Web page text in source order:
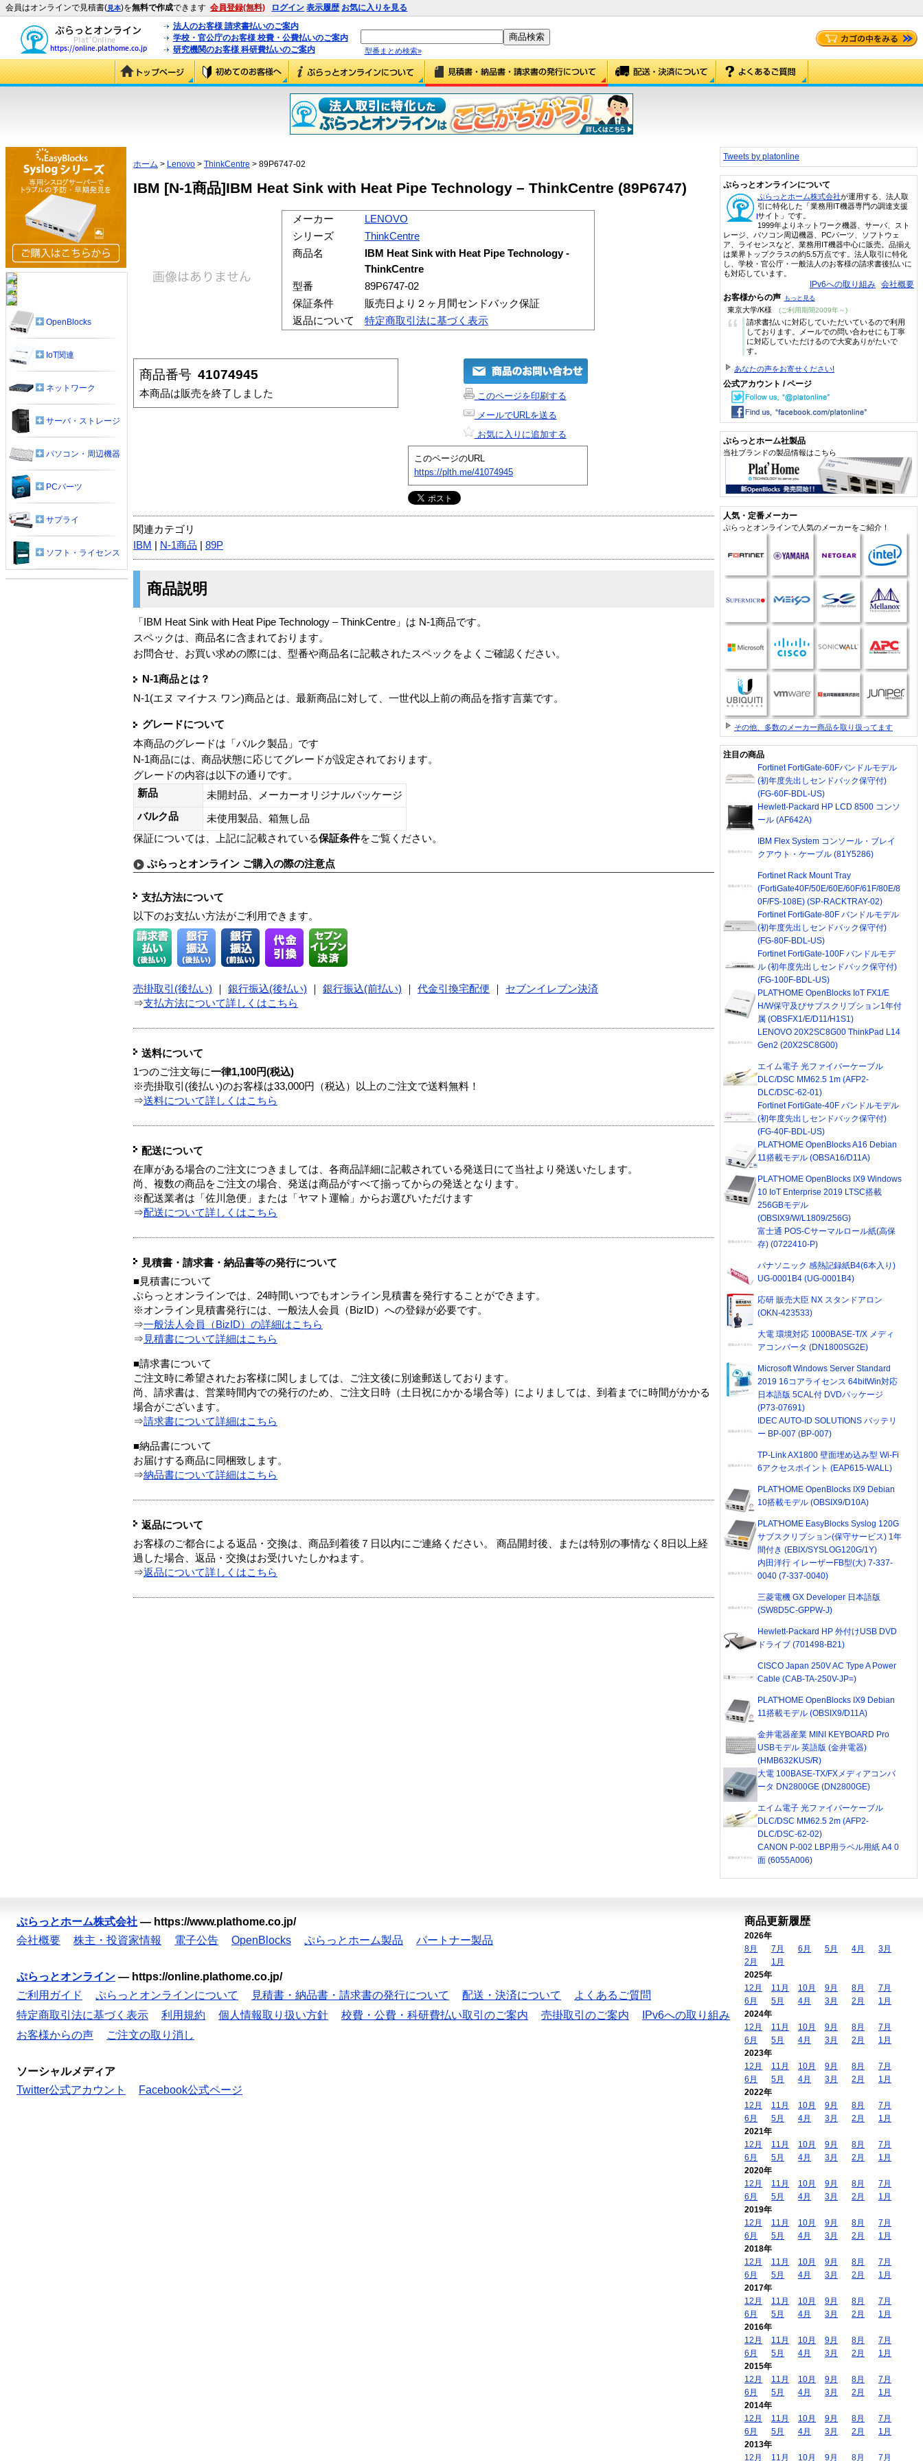
会員はオンラインで見積書(見本)を無料で作成できます 会員登録(無料) ログイン 表示履歴 お気に入りを見る
法人のお客様 請求書払いのご案内
学校・官公庁のお客様 校費・公費払いのご案内
研究機関のお客様 科研費払いのご案内
型番まとめ検索»
ホーム > Lenovo > ThinkCentre > 89P6747-02
IBM [N-1商品]IBM Heat Sink with Heat Pipe Technology – ThinkCentre (89P6747)
メーカー
LENOVO
シリーズ
ThinkCentre
商品名
IBM Heat Sink with Heat Pipe Technology -
ThinkCentre
型番
89P6747-02
保証条件
販売日より２ヶ月間センドバック保証
返品について
特定商取引法に基づく表示
商品番号 41074945
本商品は販売を終了しました
このページを印刷する
メールでURLを送る
お気に入りに追加する
このページのURL
https://plth.me/41074945
関連カテゴリ
IBM
N-1商品 89P
商品説明
「IBM Heat Sink with Heat Pipe Technology – ThinkCentre」は N-1商品です。
スペックは、商品名に含まれております。
お問合せ、お買い求めの際には、型番や商品名に記載されたスペックをよくご確認ください。
N-1商品とは？
N-1(エヌ マイナス ワン)商品とは、最新商品に対して、一世代以上前の商品を指す言葉です。
グレードについて
本商品のグレードは「バルク製品」です
N-1商品には、商品状態に応じてグレードが設定されております。
グレードの内容は以下の通りです。
新品
未開封品、メーカーオリジナルパッケージ
バルク品
未使用製品、箱無し品
保証については、上記に記載されている保証条件をご覧ください。
ぷらっとオンライン ご購入の際の注意点
支払方法について
以下のお支払い方法がご利用できます。
売掛取引(後払い) 銀行振込(後払い) 銀行振込(前払い) 代金引換宅配便
セブンイレブン決済
⇒支払方法について詳しくはこちら
送料について
1つのご注文毎に一律1,100円(税込)
※売掛取引(後払い)のお客様は33,000円（税込）以上のご注文で送料無料！
⇒送料について詳しくはこちら
配送について
在庫がある場合のご注文につきましては、各商品詳細に記載されている発送日にて当社より発送いたします。
尚、複数の商品をご注文の場合、発送は商品がすべて揃ってからの発送となります。
※配送業者は「佐川急便」または「ヤマト運輸」からお選びいただけます
⇒配送について詳しくはこちら
見積書・請求書・納品書等の発行について
■見積書について
ぷらっとオンラインでは、24時間いつでもオンライン見積書を発行することができます。
※オンライン見積書発行には、一般法人会員（BizID）への登録が必要です。
⇒一般法人会員（BizID）の詳細はこちら
⇒ 見積書について詳細はこちら
■請求書について
ご注文時に希望されたお客様に関しましては、ご注文後に別途郵送しております。
尚、請求書は、営業時間内での発行のため、ご注文日時（土日祝にかかる場合等）によりましては、到着までに時間がかかる
場合がございます。
⇒請求書について詳細はこちら
■納品書について
お届けする商品に同梱致します。
⇒納品書について詳細はこちら
返品について
お客様のご都合による返品・交換は、商品到着後７日以内にご連絡ください。 商品開封後、または特別の事情なく8日以上経
過した場合、返品・交換はお受けいたしかねます。
⇒返品について詳しくはこちら
OpenBlocks
IoT関連
ネットワーク
サーバ・ストレージ
パソコン・周辺機器
PCパーツ
サプライ
ソフト・ライセンス
Tweets by platonline
ぷらっとオンラインについて
ぷらっとホーム株式会社が運用する、法人取
引に特化した「業務用IT機器専門の調達支援
サイト」です。
1999年よりネットワーク機器、サーバ、スト
レージ、パソコン周辺機器、PCパーツ、ソフトウェ
ア、ライセンスなど、業務用IT機器中心に販売。品揃え
は業界トップクラスの約5.5万点です。法人取引に特化
し、学校・官公庁・一般法人のお客様の請求書後払いに
も対応しています。
IPv6への取り組み 会社概要
お客様からの声 もっと見る
東京大学/K様 (ご利用期間2009年～)
“
請求書払いに対応していただいているので利用
しております。メールでの問い合わせにも丁寧
に対応していただけるので大変ありがたいで
す。
あなたの声をお寄せください!
公式アカウント / ページ
ぷらっとホーム社製品
当社ブランドの製品情報はこちら
人気・定番メーカー
ぷらっとオンラインで人気のメーカーをご紹介！
その他、多数のメーカー商品を取り扱ってます
注目の商品
Fortinet FortiGate-60Fバンドルモデル
(初年度先出しセンドバック保守付)
(FG-60F-BDL-US)
Hewlett-Packard HP LCD 8500 コンソ
ール (AF642A)
IBM Flex System コンソール・ブレイ
クアウト・ケーブル (81Y5286)
Fortinet Rack Mount Tray
(FortiGate40F/50E/60E/60F/61F/80E/8
0F/FS-108E) (SP-RACKTRAY-02)
Fortinet FortiGate-80F バンドルモデル
(初年度先出しセンドバック保守付)
(FG-80F-BDL-US)
Fortinet FortiGate-100F バンドルモデ
ル (初年度先出しセンドバック保守付)
(FG-100F-BDL-US)
PLAT'HOME OpenBlocks IoT FX1/E
H/W保守及びサブスクリプション1年付
属 (OBSFX1/E/D11/H1S1)
LENOVO 20X2SC8G00 ThinkPad L14
Gen2 (20X2SC8G00)
エイム電子 光ファイバーケーブル
DLC/DSC MM62.5 1m (AFP2-
DLC/DSC-62-01)
Fortinet FortiGate-40F バンドルモデル
(初年度先出しセンドバック保守付)
(FG-40F-BDL-US)
PLAT'HOME OpenBlocks A16 Debian
11搭載モデル (OBSA16/D11A)
PLAT'HOME OpenBlocks IX9 Windows
10 IoT Enterprise 2019 LTSC搭載
256GBモデル
(OBSIX9/W/L1809/256G)
富士通 POS-Cサーマルロール紙(高保
存) (0722410-P)
パナソニック 感熱記録紙B4(6本入り)
UG-0001B4 (UG-0001B4)
応研 販売大臣 NX スタンドアロン
(OKN-423533)
大電 環境対応 1000BASE-T/X メディ
アコンバータ (DN1800SG2E)
Microsoft Windows Server Standard
2019 16コアライセンス 64bitWin対応
日本語版 5CAL付 DVDパッケージ
(P73-07691)
IDEC AUTO-ID SOLUTIONS バッテリ
ー BP-007 (BP-007)
TP-Link AX1800 壁面埋め込み型 Wi-Fi
6アクセスポイント (EAP615-WALL)
PLAT'HOME OpenBlocks IX9 Debian
10搭載モデル (OBSIX9/D10A)
PLAT'HOME EasyBlocks Syslog 120G
サブスクリプション(保守サービス) 1年
間付き (EBIX/SYSLOG120G/1Y)
内田洋行 イレーザーFB型(大) 7-337-
0040 (7-337-0040)
三菱電機 GX Developer 日本語版
(SW8D5C-GPPW-J)
Hewlett-Packard HP 外付けUSB DVD
ドライブ (701498-B21)
CISCO Japan 250V AC Type A Power
Cable (CAB-TA-250V-JP=)
PLAT'HOME OpenBlocks IX9 Debian
11搭載モデル (OBSIX9/D11A)
金井電器産業 MINI KEYBOARD Pro
USBモデル 英語版 (金井電器)
(HMB632KUS/R)
大電 100BASE-TX/FXメディアコンバ
ータ DN2800GE (DN2800GE)
エイム電子 光ファイバーケーブル
DLC/DSC MM62.5 2m (AFP2-
DLC/DSC-62-02)
CANON P-002 LBP用ラベル用紙 A4 0
面 (6055A006)
ぷらっとホーム株式会社 — https://www.plathome.co.jp/
会社概要
株主・投資家情報 電子公告 OpenBlocks ぷらっとホーム製品 パートナー製品
ぷらっとオンライン — https://online.plathome.co.jp/
ご利用ガイド
ぷらっとオンラインについて 見積書・納品書・請求書の発行について 配送・決済について
よくあるご質問
特定商取引法に基づく表示
利用規約 個人情報取り扱い方針 校費・公費・科研費払い取引のご案内 売掛取引のご案内
IPv6への取り組み
お客様からの声
ご注文の取り消し
ソーシャルメディア
Twitter公式アカウント
Facebook公式ページ
商品更新履歴
2026年
8月
7月 6月 5月 4月
3月
2月
1月
2025年
12月
11月 10月 9月 8月
7月
6月
5月 4月 3月 2月
1月
2024年
12月
11月 10月 9月 8月
7月
6月
5月 4月 3月 2月
1月
2023年
12月
11月 10月 9月 8月
7月
6月
5月 4月 3月 2月
1月
2022年
12月
11月 10月 9月 8月
7月
6月
5月 4月 3月 2月
1月
2021年
12月
11月 10月 9月 8月
7月
6月
5月 4月 3月 2月
1月
2020年
12月
11月 10月 9月 8月
7月
6月
5月 4月 3月 2月
1月
2019年
12月
11月 10月 9月 8月
7月
6月
5月 4月 3月 2月
1月
2018年
12月
11月 10月 9月 8月
7月
6月
5月 4月 3月 2月
1月
2017年
12月
11月 10月 9月 8月
7月
6月
5月 4月 3月 2月
1月
2016年
12月
11月 10月 9月 8月
7月
6月
5月 4月 3月 2月
1月
2015年
12月
11月 10月 9月 8月
7月
6月
5月 4月 3月 2月
1月
2014年
12月
11月 10月 9月 8月
7月
6月
5月 4月 3月 2月
1月
2013年
12月
11月 10月 9月 8月 7月